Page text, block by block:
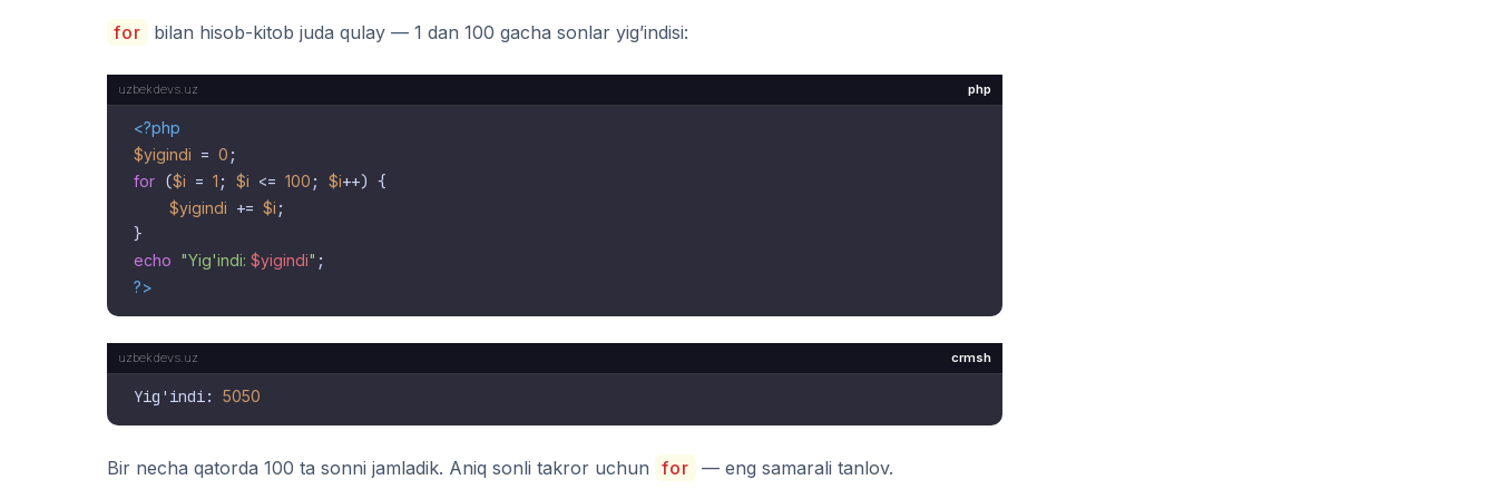
for bilan hisob-kitob juda qulay — 1 dan 100 gacha sonlar yig’indisi:
php
<?php
$yigindi = 0
for ($i = 1 ; $i <= 100 ; $i++) {
$yigindi += $i ;
echo "Yig'indi: $yigindi"
?>
crmsh
Yig'indi: 5050
Bir necha qatorda 100 ta sonni jamladik. Aniq sonli takror uchun for — eng samarali tanlov.